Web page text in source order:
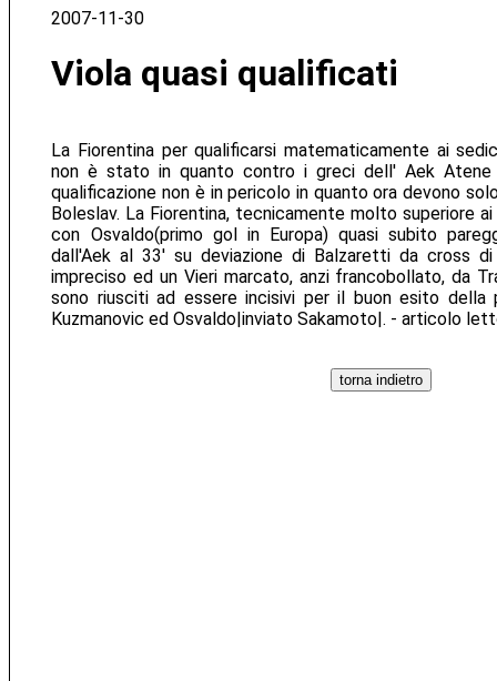
2007-11-30
Viola quasi qualificati
La Fiorentina per qualificarsi matematicamente ai
non è stato in quanto contro i greci dell' Aek Atene
qualificazione non è in pericolo in quanto ora devono
Boleslav. La Fiorentina, tecnicamente molto superiore
con Osvaldo(primo gol in Europa) quasi subito
dall'Aek al 33' su deviazione di Balzaretti da cross
impreciso ed un Vieri marcato, anzi francobollato, da
sono riusciti ad essere incisivi per il buon esito
Kuzmanovic ed Osvaldo|inviato Sakamoto|. - articolo